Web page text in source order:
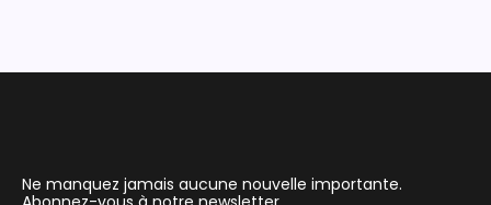
Ne manquez jamais aucune nouvelle importante.